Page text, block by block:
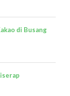
di Busang